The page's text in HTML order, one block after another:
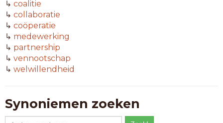
↳ coalitie
↳ collaboratie
↳ coöperatie
↳ medewerking
↳ partnership
↳ vennootschap
↳ welwillendheid
Synoniemen zoeken